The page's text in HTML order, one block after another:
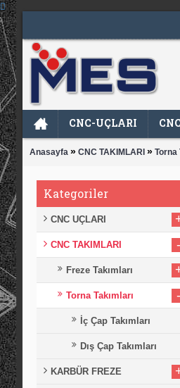
CNC-UÇLARI
Anasayfa » CNC TAKIMLARI » Torna
Kategoriler
CNC UÇLARI
CNC TAKIMLARI -
Freze Takımları
Torna Takımları -
İç Çap Takımları
Dış Çap Takımları
KARBÜR FREZE